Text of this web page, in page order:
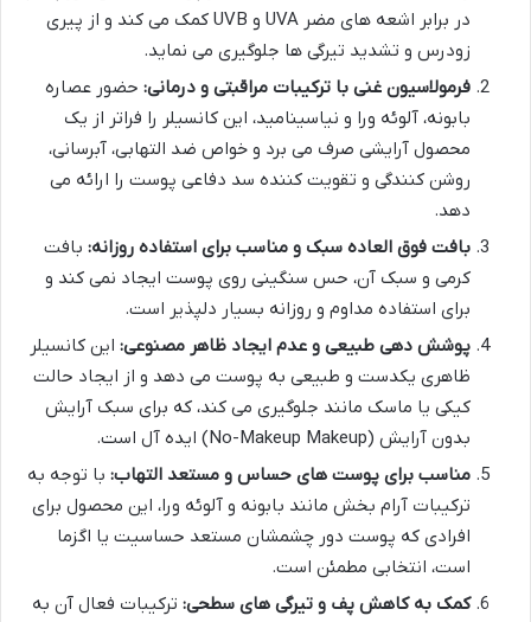
در برابر اشعه های مضر UVA و UVB کمک می کند و از پیری
زودرس و تشدید تیرگی ها جلوگیری می نماید.
فرمولاسیون غنی با ترکیبات مراقبتی و درمانی: حضور عصاره
بابونه، آلوئه ورا و نیاسینامید، این کانسیلر را فراتر از یک
محصول آرایشی صرف می برد و خواص ضد التهابی، آبرسانی،
روشن کنندگی و تقویت کننده سد دفاعی پوست را ارائه می
دهد.
بافت فوق العاده سبک و مناسب برای استفاده روزانه: بافت
کرمی و سبک آن، حس سنگینی روی پوست ایجاد نمی کند و
برای استفاده مداوم و روزانه بسیار دلپذیر است.
پوشش دهی طبیعی و عدم ایجاد ظاهر مصنوعی: این کانسیلر
ظاهری یکدست و طبیعی به پوست می دهد و از ایجاد حالت
کیکی یا ماسک مانند جلوگیری می کند، که برای سبک آرایش
بدون آرایش (No-Makeup Makeup) ایده آل است.
مناسب برای پوست های حساس و مستعد التهاب: با توجه به
ترکیبات آرام بخش مانند بابونه و آلوئه ورا، این محصول برای
افرادی که پوست دور چشمشان مستعد حساسیت یا اگزما
است، انتخابی مطمئن است.
کمک به کاهش پف و تیرگی های سطحی: ترکیبات فعال آن به